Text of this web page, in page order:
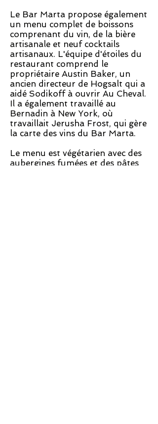
Le Bar Marta propose également
un menu complet de boissons
comprenant du vin, de la bière
artisanale et neuf cocktails
artisanaux. L'équipe d'étoiles du
restaurant comprend le
propriétaire Austin Baker, un
ancien directeur de Hogsalt qui a
aidé Sodikoff à ouvrir Au Cheval.
Il a également travaillé au
Bernadin à New York, où
travaillait Jerusha Frost, qui gère
la carte des vins du Bar Marta.
Le menu est végétarien avec des
aubergines fumées et des pâtes